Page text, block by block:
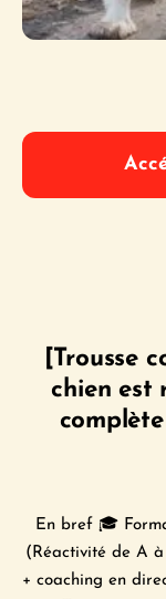
[Trousse
chien est
En bref 🎓
(Réactivité de A à
+ coaching en